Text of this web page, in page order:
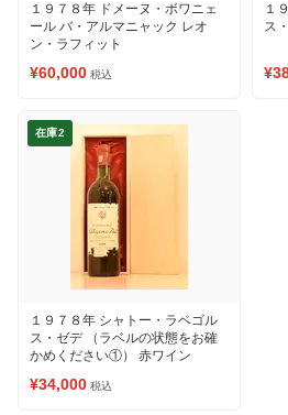
１９７８年 ドメーヌ・ボワニェ
ール バ・アルマニャック レオ
ン・ラフィット
¥60,000 税込
１
ス
在庫2
１９７８年 シャトー・ラベゴル
ス・ゼデ （ラベルの状態をお確
かめください①） 赤ワイン
¥34,000 税込